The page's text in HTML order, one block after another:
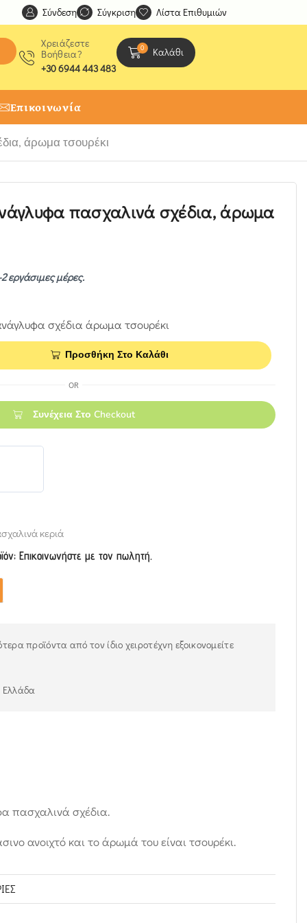
Ανακαλύψτε μοναδικές δημιουργίες από τους
Σύνδεση Σύγκριση Λίστα Επιθυμιών
Χρειάζεστε
Βοήθεια?
+30 6944 443 483
0 Καλάθι
Επικοινωνία
άρωμα τσουρέκι
πασχαλινά σχέδια, άρωμα
εργάσιμες μέρες.
σχέδια άρωμα τσουρέκι
Προσθήκη Στο Καλάθι
OR
Συνέχεια Στο Checkout
κεριά
Επικοινωνήστε με τον πωλητή.
προϊόντα από τον ίδιο χειροτέχνη εξοικονομείτε
Ελλάδα
πασχαλινά σχέδια.
ανοιχτό και το άρωμά του είναι τσουρέκι.